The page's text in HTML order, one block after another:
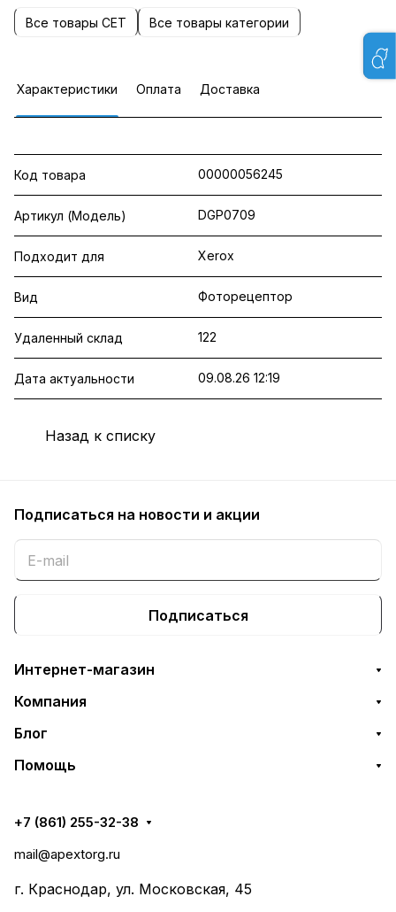
Все товары CET Все товары категории
Характеристики Оплата Доставка
Код товара 00000056245
Артикул (Модель) DGP0709
Подходит для Xerox
Вид Фоторецептор
Удаленный склад 122
Дата актуальности 09.08.26 12:19
Назад к списку
Подписаться на новости и акции
Подписаться
Интернет-магазин
Компания
Блог
Помощь
+7 (861) 255-32-38
mail@apextorg.ru
г. Краснодар, ул. Московская, 45